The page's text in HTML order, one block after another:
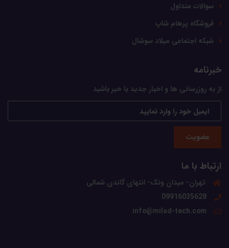
سوالات متداول
فروشگاه پرهام شاپ
شبکه اجتماعی میلاد سوشال
خبرنامه
از به روزرسانی ها و اخبار جدید با خبر باشید
عضویت
ارتباط با ما
تهران- میدان ونک- انتهای گاندی شمالی
09916035628
info@milad-tech.com